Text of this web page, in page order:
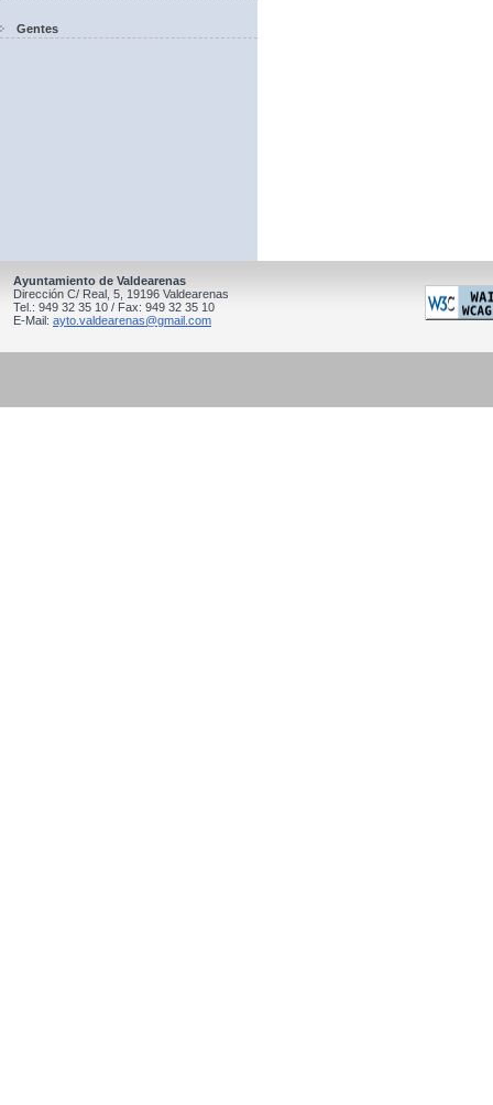
Gentes
Ayuntamiento de Valdearenas
Dirección C/ Real, 5, 19196 Valdearenas
Tel.: 949 32 35 10 / Fax: 949 32 35 10
E-Mail: ayto.valdearenas@gmail.com